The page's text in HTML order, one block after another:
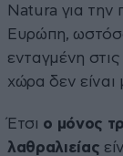
Natura για
Ευρώπη,
ενταγμένη
χώρα δεν
Έτσι ο μόνος
λαθραλιείας